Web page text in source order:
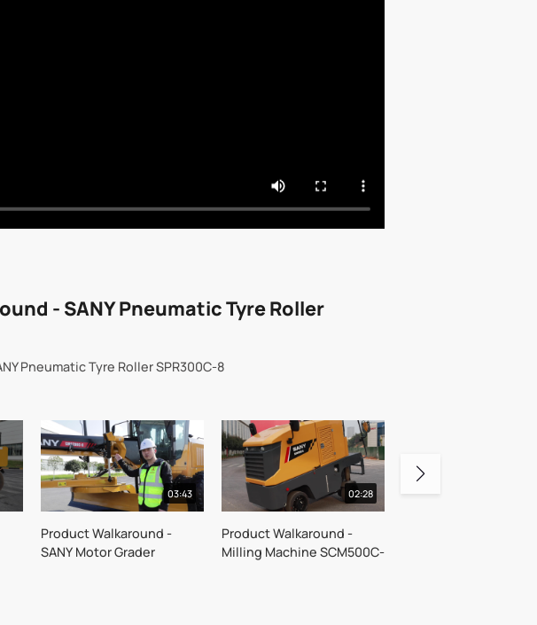
- SANY Pneumatic Tyre Roller
Pneumatic Tyre Roller SPR300C-8
02:28
Product Walkaround -
Milling Machine SCM500C-
03:43
Product Walkaround -
SANY Motor Grader